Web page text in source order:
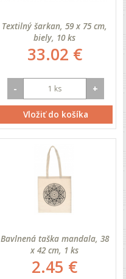
Textilný šarkan, 59 x 75 cm,
biely, 10 ks
33.02 €
- +
Vložiť do košíka
Bavlnená taška mandala, 38
x 42 cm, 1 ks
2.45 €